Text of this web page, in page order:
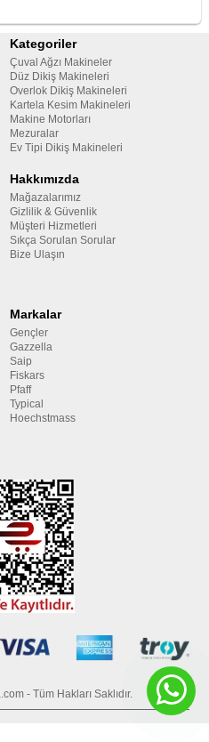
Kategoriler
Çuval Ağzı Makineler
Düz Dikiş Makineleri
Overlok Dikiş Makineleri
Kartela Kesim Makineleri
Makine Motorları
Mezuralar
Ev Tipi Dikiş Makineleri
Hakkımızda
Mağazalarımız
Gizlilik & Güvenlik
Müşteri Hizmetleri
Sıkça Sorulan Sorular
Bize Ulaşın
Markalar
Gençler
Gazzella
Saip
Fiskars
Pfaff
Typical
Hoechstmass
- Tüm Hakları Saklıdır.